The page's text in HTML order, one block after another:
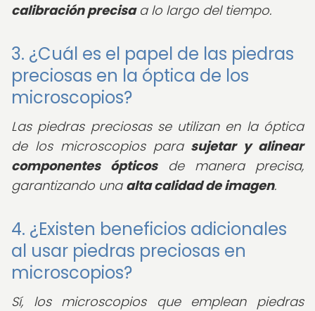
calibración precisaa lo largo del tiempo.
3. ¿Cuál es el papel de las piedras
preciosas en la óptica de los
microscopios?
Las piedras preciosas se utilizan en la óptica
de los microscopios para sujetar y alinear
componentes ópticosde manera precisa,
garantizando una alta calidad de imagen.
4. ¿Existen beneficios adicionales
al usar piedras preciosas en
microscopios?
Sí, los microscopios que emplean piedras